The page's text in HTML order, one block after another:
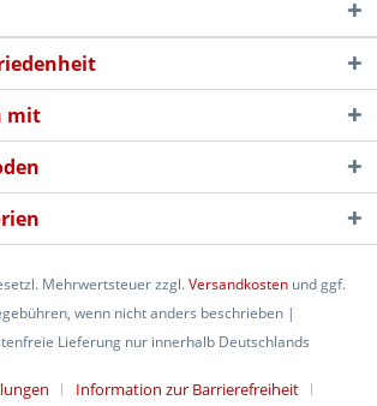
mit
Mehrwertsteuer zzgl.Versandkosten und ggf.
wenn nicht anders beschrieben |
Lieferung nur innerhalb Deutschlands
Information zur Barrierefreiheit